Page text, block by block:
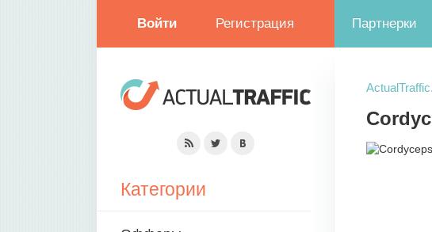
Войти Регистрация Партнерки
Категории